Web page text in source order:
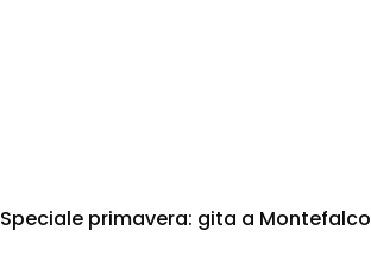
Speciale primavera: gita a Montefalco